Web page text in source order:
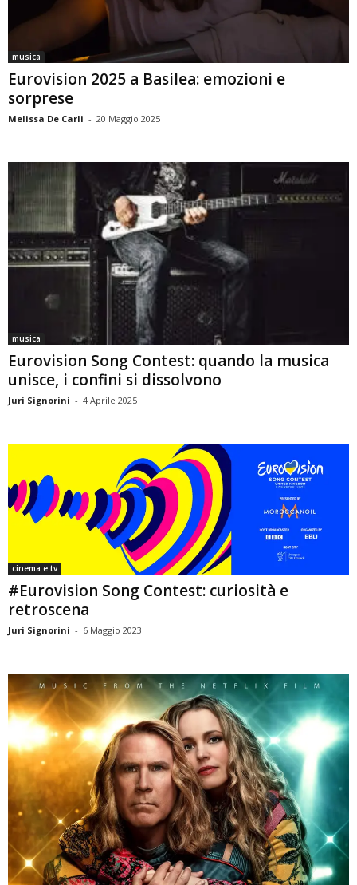
musica
Eurovision 2025 a Basilea: emozioni e
sorprese
Melissa De Carli - 20 Maggio 2025
musica
Eurovision Song Contest: quando la musica
unisce, i confini si dissolvono
Juri Signorini - 4 Aprile 2025
cinema e tv
#Eurovision Song Contest: curiosità e
retroscena
Juri Signorini - 6 Maggio 2023